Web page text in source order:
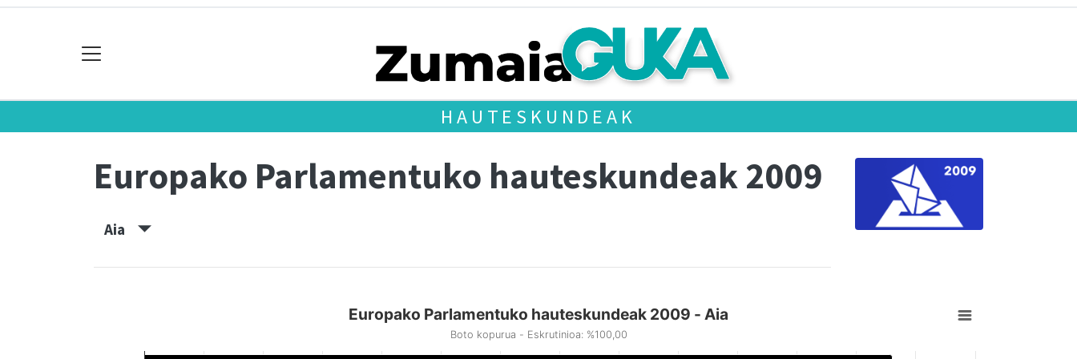
HAUTESKUNDEAK
Europako Parlamentuko hauteskundeak 2009
Aia
Europako Parlamentuko hauteskundeak 2009 - Aia
Boto kopurua - Eskrutinioa: %100,00